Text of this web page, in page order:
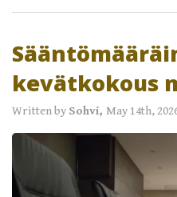
kevätkokous
Written by Sohvi, May 14th,